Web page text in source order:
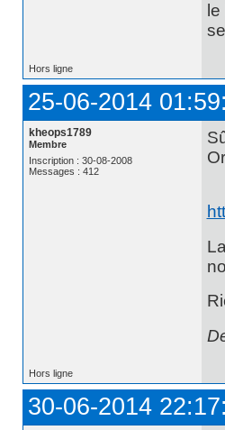
Hors ligne
25-06-2014
kheops1789
Membre
Inscription : 30-08-2008
Messages : 412
Hors ligne
30-06-2014